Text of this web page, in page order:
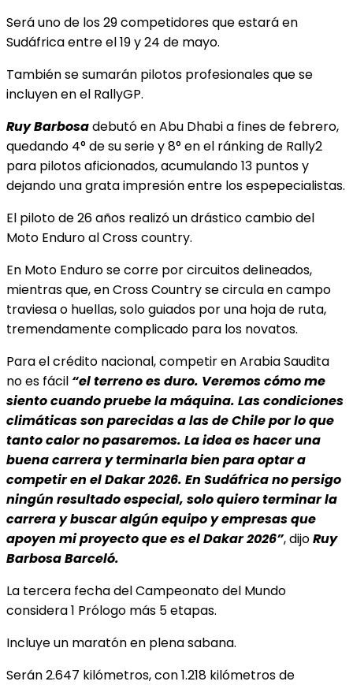
Será uno de los 29 competidores que estará en
Sudáfrica entre el 19 y 24 de mayo.
También se sumarán pilotos profesionales que se
incluyen en el RallyGP.
Ruy Barbosadebutó en Abu Dhabi a fines de febrero,
quedando 4° de su serie y 8° en el ránking de Rally2
para pilotos aficionados, acumulando 13 puntos y
dejando una grata impresión entre los espepecialistas.
El piloto de 26 años realizó un drástico cambio del
Moto Enduro al Cross country.
En Moto Enduro se corre por circuitos delineados,
mientras que, en Cross Country se circula en campo
traviesa o huellas, solo guiados por una hoja de ruta,
tremendamente complicado para los novatos.
Para el crédito nacional, competir en Arabia Saudita
no es fácil “el terreno es duro. Veremos cómo me
siento cuando pruebe la máquina. Las condiciones
climáticas son parecidas a las de Chile por lo que
tanto calor no pasaremos. La idea es hacer una
buena carrera y terminarla bien para optar a
competir en el Dakar 2026. En Sudáfrica no persigo
ningún resultado especial, solo quiero terminar la
carrera y buscar algún equipo y empresas que
apoyen mi proyecto que es el Dakar 2026”, dijoRuy
Barbosa Barceló.
La tercera fecha del Campeonato del Mundo
considera 1 Prólogo más 5 etapas.
Incluye un maratón en plena sabana.
Serán 2.647 kilómetros, con 1.218 kilómetros de